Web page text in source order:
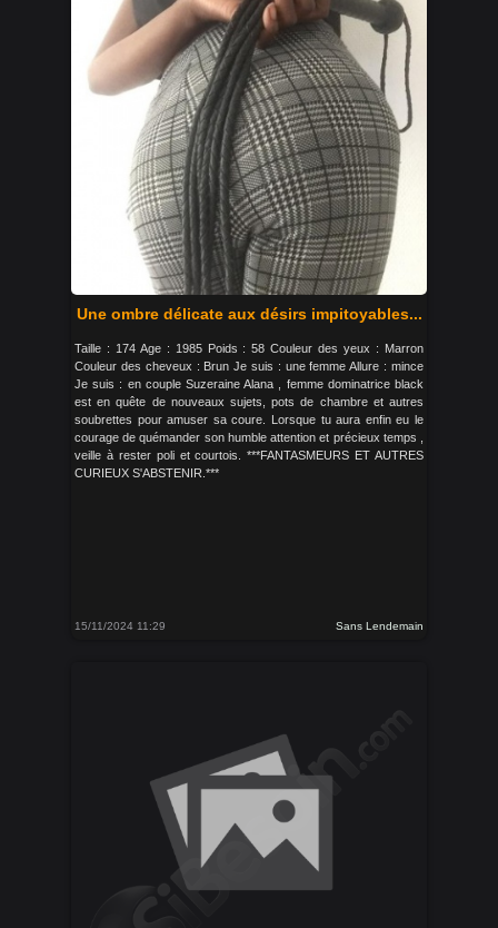
Une ombre délicate aux désirs impitoyables...
Taille : 174 Age : 1985 Poids : 58 Couleur des yeux : Marron
Couleur des cheveux : Brun Je suis : une femme Allure : mince
Je suis : en couple Suzeraine Alana , femme dominatrice black
est en quête de nouveaux sujets, pots de chambre et autres
soubrettes pour amuser sa coure. Lorsque tu aura enfin eu le
courage de quémander son humble attention et précieux temps ,
veille à rester poli et courtois. ***FANTASMEURS ET AUTRES
CURIEUX S'ABSTENIR.***
15/11/2024 11:29 Sans Lendemain